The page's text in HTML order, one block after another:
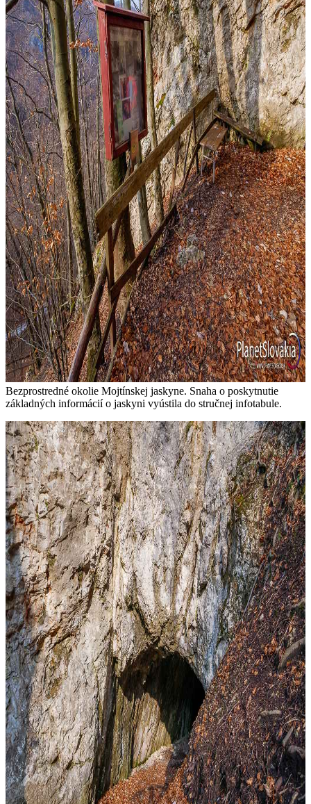
Bezprostredné okolie Mojtínskej jaskyne. Snaha o poskytnutie
základných informácií o jaskyni vyústila do stručnej infotabule.